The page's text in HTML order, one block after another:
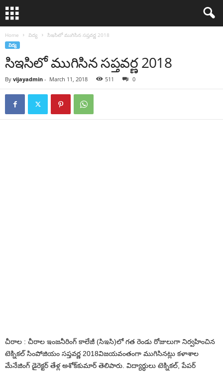
Home విద్య సిఇసిలో ముగిసిన స‌ప్త‌వ‌ర్ణ 2018
విద్య
సిఇసిలో ముగిసిన స‌ప్త‌వ‌ర్ణ 2018
By vijayadmin - March 11, 2018 511 0
చీరాల : చీరాల‌ ఇంజ‌నీరింగ్ కాలేజీ (సిఇసి)లో గ‌త రెండు రోజులుగా నిర్వ‌హించిన
టెక్నిక‌ల్ సింపోజియం స‌ప్త‌వ‌ర్ణ 2018విజ‌య‌వంతంగా ముగిసిన‌ట్లు క‌ళాశాల
మేనేజింగ్ డైరెక్ట‌ర్ తేళ్ల అశోక్‌కుమార్ తెలిపారు. విద్యార్ధులు టెక్నిక‌ల్‌, పేప‌ర్